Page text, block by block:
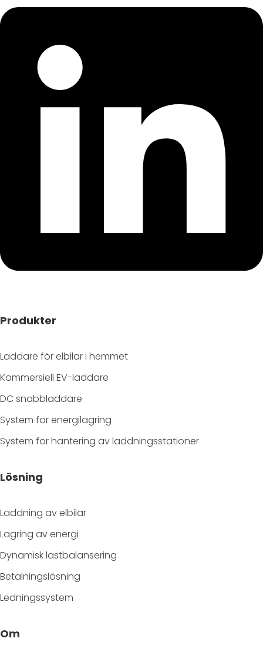
Produkter
Laddare för elbilar i hemmet
Kommersiell EV-laddare
DC snabbladdare
System för energilagring
System för hantering av laddningsstationer
Lösning
Laddning av elbilar
Lagring av energi
Dynamisk lastbalansering
Betalningslösning
Ledningssystem
Om